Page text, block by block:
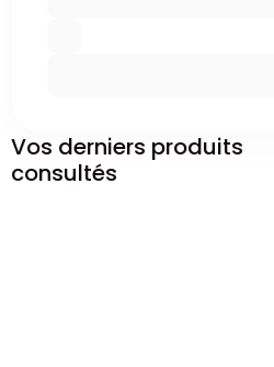
Vos derniers produits
consultés